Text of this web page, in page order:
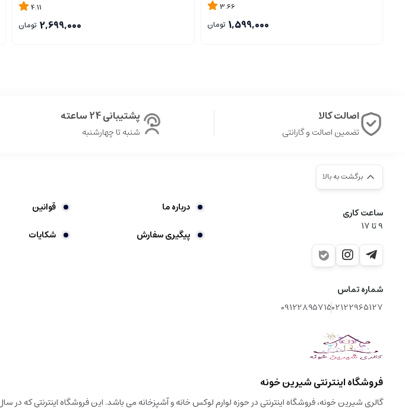
3.66
1,599,000 تومان
4.11
2,699,000 تومان
اصالت کالا
تضمین اصالت و گارانتی
پشتیبانی 24 ساعته
شنبه تا چهارشنبه
برگشت به بالا
ساعت کاری
9‌ تا ۱۷
شماره تماس
02122965127
09122895715
درباره ما قوانین
پیگیری سفارش
شکایات
فروشگاه اینترنتی شیرین خونه